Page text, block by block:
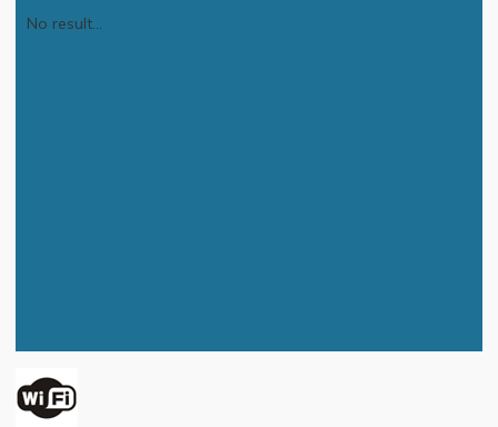
No result...